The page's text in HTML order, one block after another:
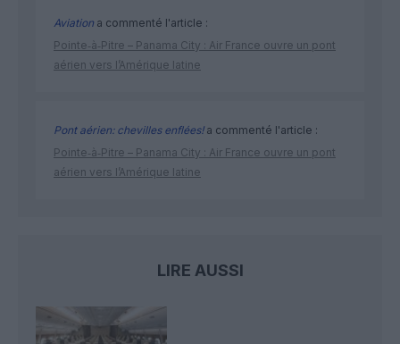
Aviation a commenté l'article :
Pointe‑à‑Pitre – Panama City : Air France ouvre un pont
aérien vers l’Amérique latine
Pont aérien: chevilles enflées!a commenté l'article :
Pointe‑à‑Pitre – Panama City : Air France ouvre un pont
aérien vers l’Amérique latine
LIRE AUSSI